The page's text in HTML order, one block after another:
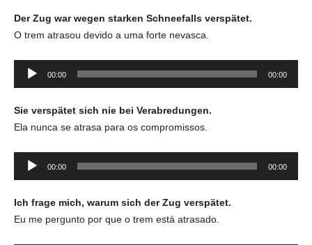
Der Zug war wegen starken Schneefalls verspätet.
O trem atrasou devido a uma forte nevasca.
Tocador
00:00 00:00
Sie verspätet sich nie bei Verabredungen.
Ela nunca se atrasa para os compromissos.
Tocador
00:00 00:00
Ich frage mich, warum sich der Zug verspätet.
Eu me pergunto por que o trem está atrasado.